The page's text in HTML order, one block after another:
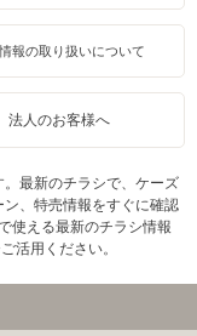
報の取り扱いについて
法人のお客様へ
最新のチラシで、ケーズ
、特売情報をすぐに確認
使える最新のチラシ情報
活用ください。